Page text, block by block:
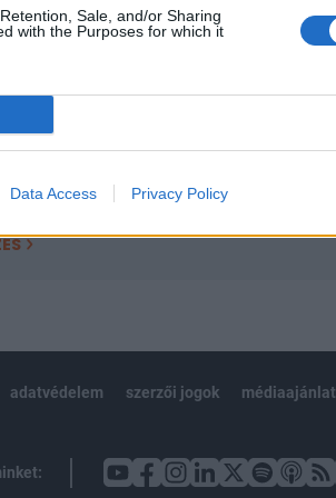
Sale, and/or Sharing
with the Purposes for which it
Data Access Privacy Policy
adatvédelem szerzői jogok médiaajánlat